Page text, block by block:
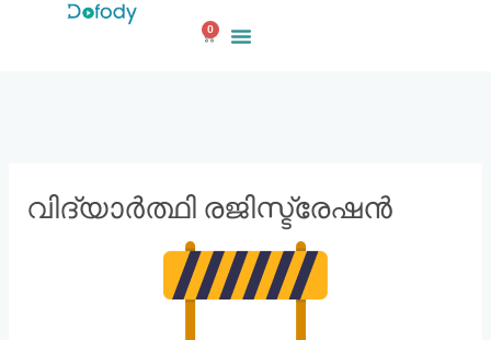
ഉള്ളടക്കത്തിലേക്ക്
0
കാർട്ട്
വിദ്യാർത്ഥി രജിസ്ട്രേഷൻ